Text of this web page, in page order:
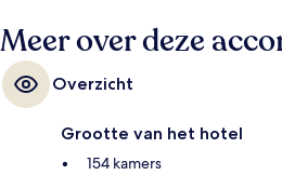
Meer over deze
Overzicht
Grootte van het hotel
154 kamers